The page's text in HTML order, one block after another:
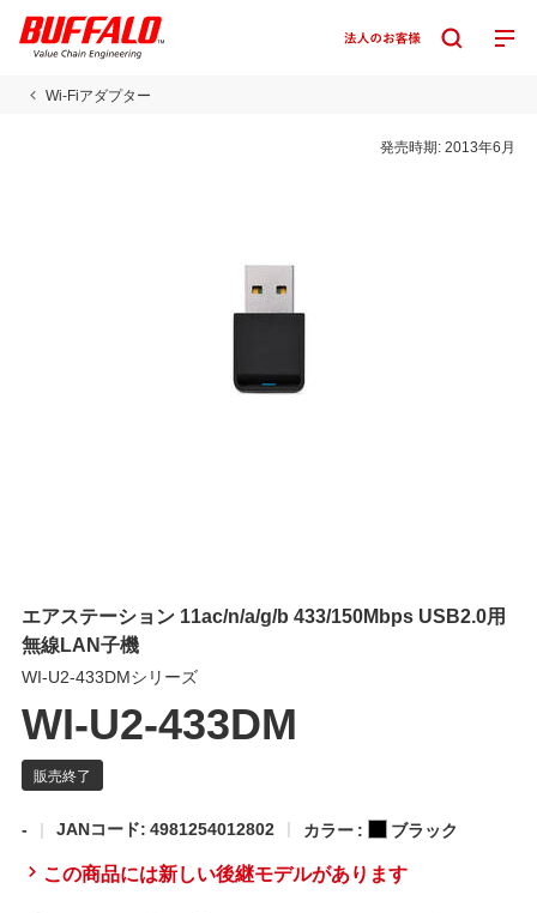
Wi-Fiアダプター
発売時期:2013年6月
エアステーション 11ac/n/a/g/b 433/150Mbps USB2.0用
無線LAN子機
WI-U2-433DMシリーズ
WI-U2-433DM
- JANコード: 4981254012802 カラー : ブラック
この商品には新しい後継モデルがあります